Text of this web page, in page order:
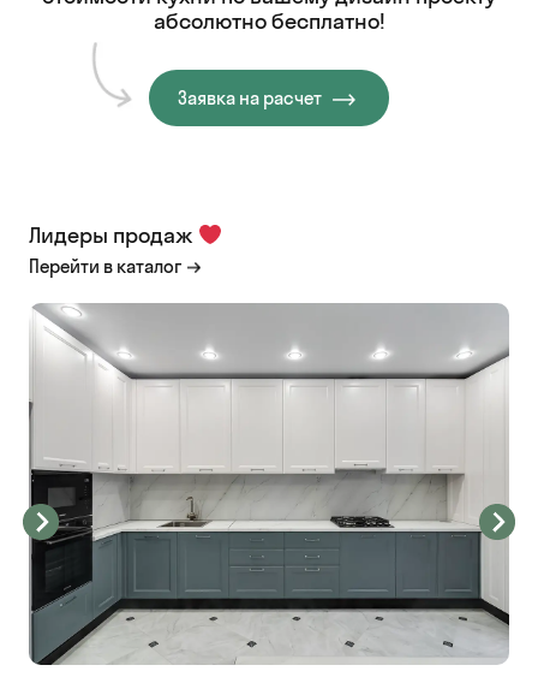
абсолютно бесплатно!
Заявка на расчет
Лидеры продаж
Перейти в каталог